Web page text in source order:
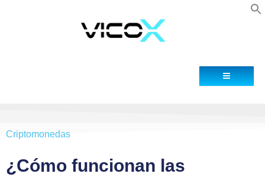
Criptomonedas
¿Cómo funcionan las